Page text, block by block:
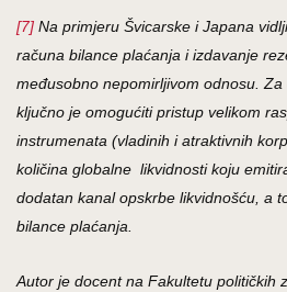
[7] Na primjeru Švicarske i Japana
računa bilance plaćanja i izdavanje
međusobno nepomirljivom odnosu.
ključno je omogućiti pristup velikom
instrumenata (vladinih i atraktivnih
količina globalne likvidnosti koju
dodatan kanal opskrbe likvidnošću, a
bilance plaćanja.
Autor je docent na Fakultetu političkih